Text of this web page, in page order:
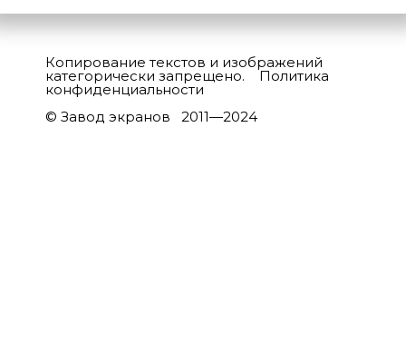
Копирование текстов и изображений
категорически запрещено.Политика
конфиденциальности
© Завод экранов 2011—2024